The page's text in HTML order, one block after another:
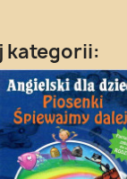
kategorii: